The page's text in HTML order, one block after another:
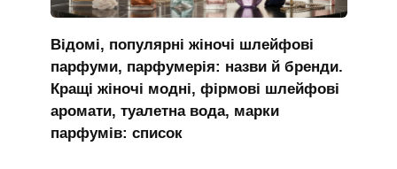
Відомі, популярні жіночі шлейфові
парфуми, парфумерія: назви й бренди.
Кращі жіночі модні, фірмові шлейфові
аромати, туалетна вода, марки
парфумів: список